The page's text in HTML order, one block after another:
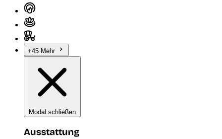
+45 Mehr
Modal schließen
Ausstattung